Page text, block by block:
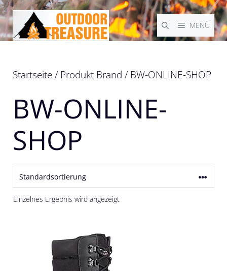
Zum
Inhalt
springen
MENÜ
Startseite/ Produkt Brand / BW-ONLINE-SHOP
BW-ONLINE-
SHOP
Einzelnes Ergebnis wird angezeigt